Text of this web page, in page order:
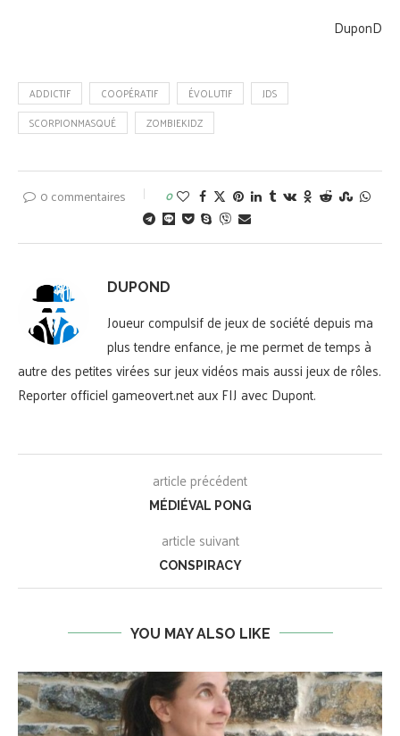
DuponD
ADDICTIF COOPÉRATIF ÉVOLUTIF
JDS
SCORPIONMASQUÉ
ZOMBIEKIDZ
0 commentaires 0
DUPOND
Joueur compulsif de jeux de société depuis ma
plus tendre enfance, je me permet de temps à
autre des petites virées sur jeux vidéos mais aussi jeux de rôles.
Reporter officiel gameovert.net aux FIJ avec Dupont.
article précédent
MÉDIÉVAL PONG
article suivant
CONSPIRACY
YOU MAY ALSO LIKE